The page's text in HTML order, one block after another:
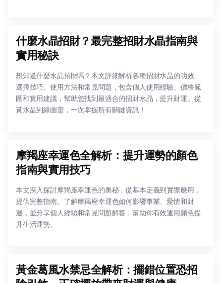
什麼水晶招財？最完整招財水晶指南與
實用秘訣
想知道什麼水晶招財嗎？本文詳細解析各種招財水晶的功效、
選擇技巧、使用方法和常見問題，包含個人使用經驗、價格範
圍和實用建議，幫助您找到最適合的招財水晶，提升財運。從
黃水晶到綠幽靈，一次掌握所有關鍵資訊！
摩羯座幸運色全解析：提升運勢的顏色
指南與實用技巧
本文深入探討摩羯座幸運色的奧秘，從基本定義到實際應用，
提供完整指南。了解摩羯座幸運色如何影響事業、愛情和財
運，並分享個人經驗和常見問題解答，幫助你有效運用顏色提
升生活運勢。
黃金葛風水禁忌全解析：擺錯位置恐招